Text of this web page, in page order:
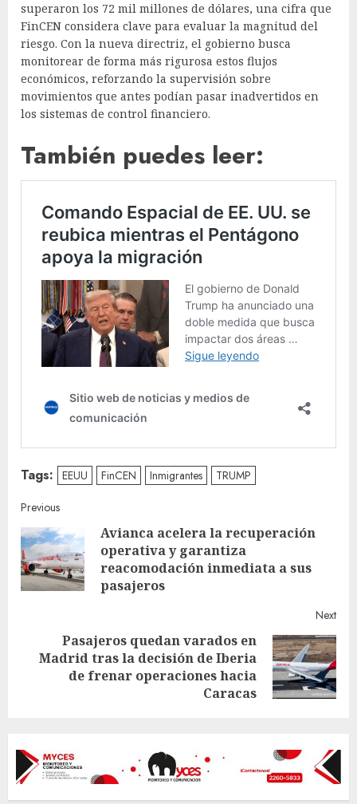
superaron los 72 mil millones de dólares, una cifra que
FinCEN considera clave para evaluar la magnitud del
riesgo. Con la nueva directriz, el gobierno busca
monitorear de forma más rigurosa estos flujos
económicos, reforzando la supervisión sobre
movimientos que antes podían pasar inadvertidos en
los sistemas de control financiero.
También puedes leer:
Tags: EEUU FinCEN Inmigrantes TRUMP
Continue
Reading
Previous
Avianca acelera la recuperación
operativa y garantiza
reacomodación inmediata a sus
pasajeros
Next
Next
Pasajeros quedan varados en
Madrid tras la decisión de Iberia
de frenar operaciones hacia
Caracas